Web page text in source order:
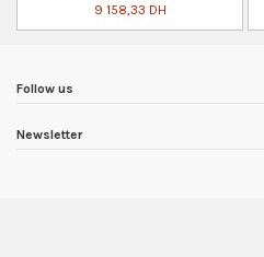
9 158,33 DH
Follow us
Newsletter